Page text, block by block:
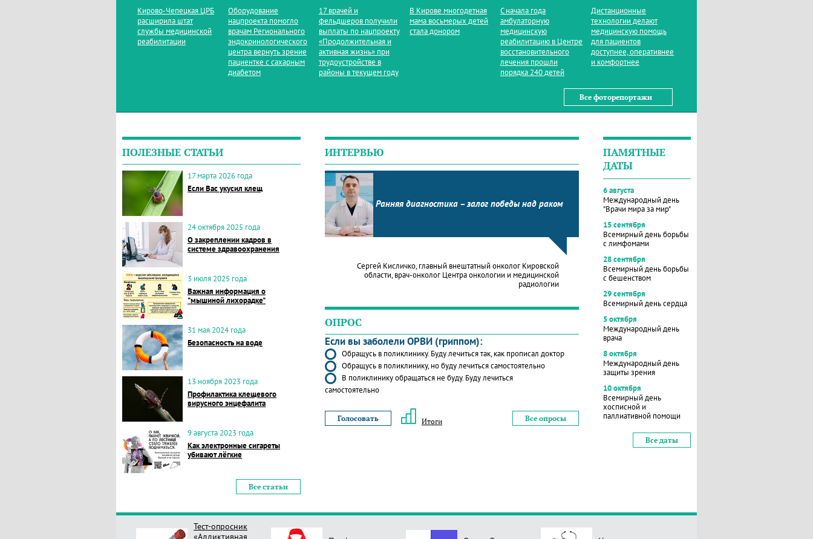
Кирово‑Чепецкая ЦРБ
расширила штат
службы медицинской
реабилитации
Оборудование
нацпроекта помогло
врачам Регионального
эндокринологического
центра вернуть зрение
пациентке с сахарным
диабетом
17 врачей и
фельдшеров получили
выплаты по нацпроекту
«Продолжительная и
активная жизнь» при
трудоустройстве в
районы в текущем году
В Кирове многодетная
мама восьмерых детей
стала донором
С начала года
амбулаторную
медицинскую
реабилитацию в Центре
восстановительного
лечения прошли
порядка 240 детей
Дистанционные
технологии делают
медицинскую помощь
для пациентов
доступнее, оперативнее
и комфортнее
Все фоторепортажи
ПОЛЕЗНЫЕ СТАТЬИ
17 марта 2026 года
Если Вас укусил клещ
24 октября 2025 года
О закреплении кадров в
системе здравоохранения
3 июля 2025 года
Важная информация о
"мышиной лихорадке"
31 мая 2024 года
Безопасность на воде
13 ноября 2023 года
Профилактика клещевого
вирусного энцефалита
9 августа 2023 года
Как электронные сигареты
убивают лёгкие
Все статьи
ИНТЕРВЬЮ
Ранняя диагностика – залог победы над раком
Сергей Кисличко, главный внештатный онколог Кировской
области, врач-онколог Центра онкологии и медицинской
радиологии
ОПРОС
Если вы заболели ОРВИ (гриппом):
Обращусь в поликлинику. Буду лечиться так, как прописал доктор
Обращусь в поликлинику, но буду лечиться самостоятельно
В поликлинику обращаться не буду. Буду лечиться
самостоятельно
Итоги Все опросы
ПАМЯТНЫЕ
ДАТЫ
6 августа
Международный день
"Врачи мира за мир"
15 сентября
Всемирный день борьбы
с лимфомами
28 сентября
Всемирный день борьбы
с бешенством
29 сентября
Всемирный день сердца
5 октября
Международный день
врача
8 октября
Международный день
защиты зрения
10 октября
Всемирный день
хосписной и
паллиативной помощи
Все даты
Тест-опросник
«Аддиктивная